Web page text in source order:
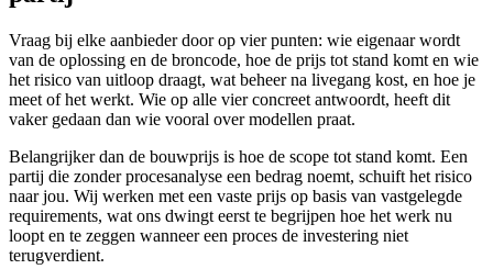
Vraag bij elke aanbieder door op vier punten: wie eigenaar wordt
van de oplossing en de broncode, hoe de prijs tot stand komt en wie
het risico van uitloop draagt, wat beheer na livegang kost, en hoe je
meet of het werkt. Wie op alle vier concreet antwoordt, heeft dit
vaker gedaan dan wie vooral over modellen praat.
Belangrijker dan de bouwprijs is hoe de scope tot stand komt. Een
partij die zonder procesanalyse een bedrag noemt, schuift het risico
naar jou. Wij werken met een vaste prijs op basis van vastgelegde
requirements, wat ons dwingt eerst te begrijpen hoe het werk nu
loopt en te zeggen wanneer een proces de investering niet
terugverdient.